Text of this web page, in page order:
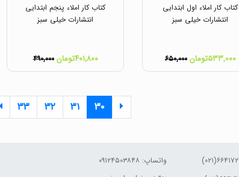
کتاب کار املاء اول ابتدایی
انتشارات خیلی سبز
۵۳۳,۰۰۰تومان ۶۵۰,۰۰۰
کتاب کار املاء پنجم ابتدایی
انتشارات خیلی سبز
۴۰۱,۸۰۰تومان ۴۹۰,۰۰۰
۳۰ ۳۱ ۳۲ ۳۳
واتساپ: ۰۹۱۲۴۵۰۳۸۴۸